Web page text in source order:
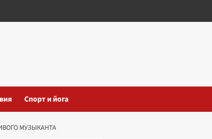
Спорт и йога
МУЗЫКАНТА